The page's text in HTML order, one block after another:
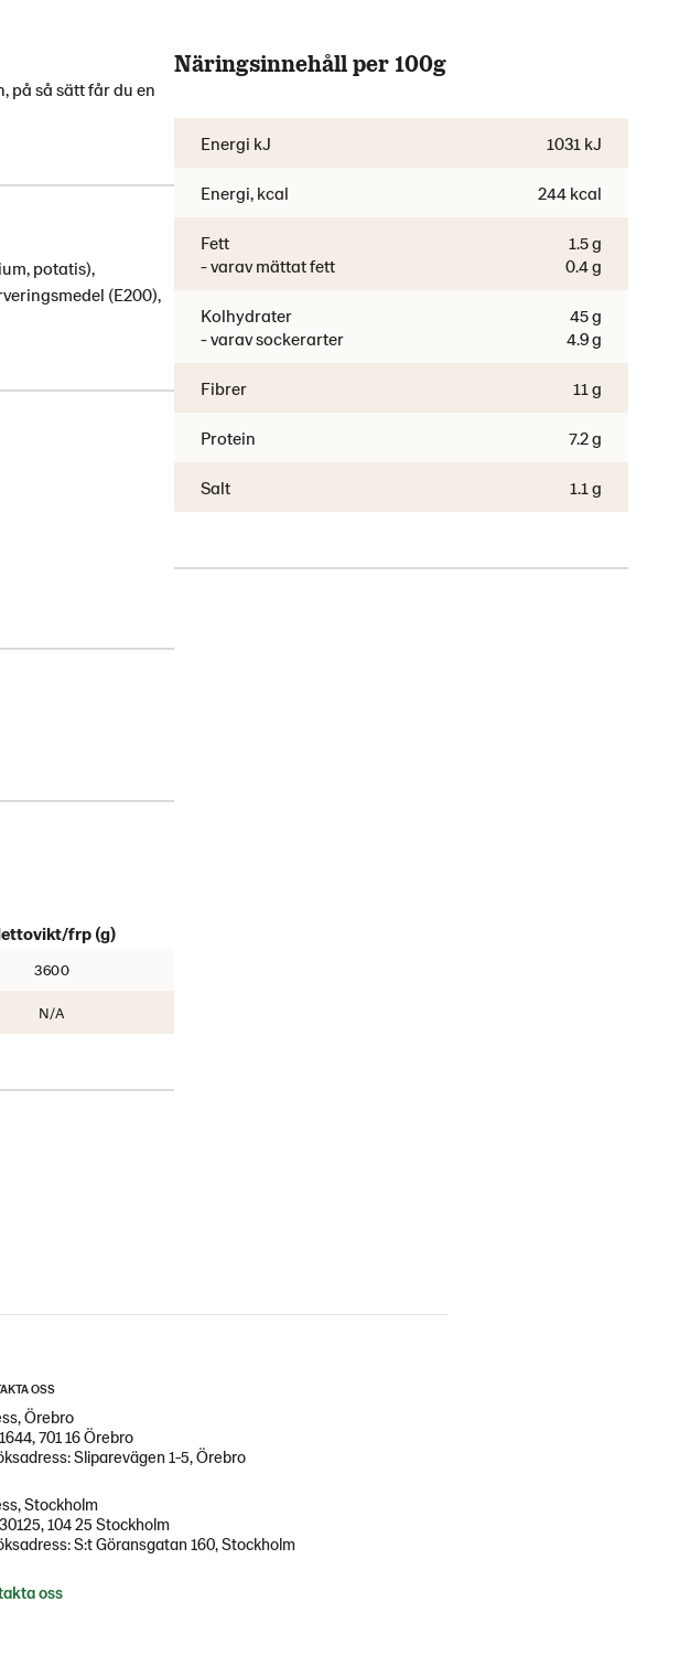
på så sätt får du en
potatis),
(E200),
frp (g)
3600
N/A
Näringsinnehåll per 100g
Energi kJ 1031 kJ
Energi, kcal 244 kcal
Fett
- varav mättat fett
1.5 g
0.4 g
Kolhydrater
- varav sockerarter
45 g
4.9 g
Fibrer 11 g
Protein 7.2 g
Salt 1.1 g
OSS
Örebro
701 16 Örebro
Sliparevägen 1-5, Örebro
Stockholm
104 25 Stockholm
S:t Göransgatan 160, Stockholm
oss